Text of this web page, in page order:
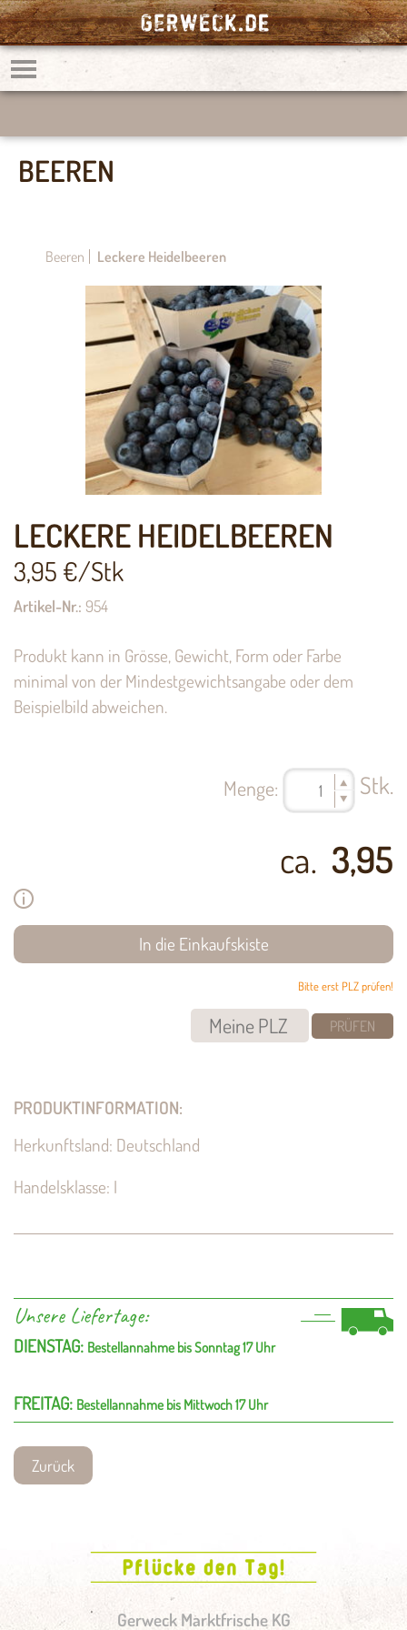
BEEREN
Beeren Leckere Heidelbeeren
LECKERE HEIDELBEEREN
3,95 €/Stk
Artikel-Nr.: 954
Produkt kann in Grösse, Gewicht, Form oder Farbe
minimal von der Mindestgewichtsangabe oder dem
Beispielbild abweichen.
Menge: Stk.
ca. 3,95
Bitte erst PLZ prüfen!
PRÜFEN
PRODUKTINFORMATION:
Herkunftsland: Deutschland
Handelsklasse: I
Unsere Liefertage:
DIENSTAG: Bestellannahme bis Sonntag 17 Uhr
FREITAG: Bestellannahme bis Mittwoch 17 Uhr
Zurück
Gerweck Marktfrische KG